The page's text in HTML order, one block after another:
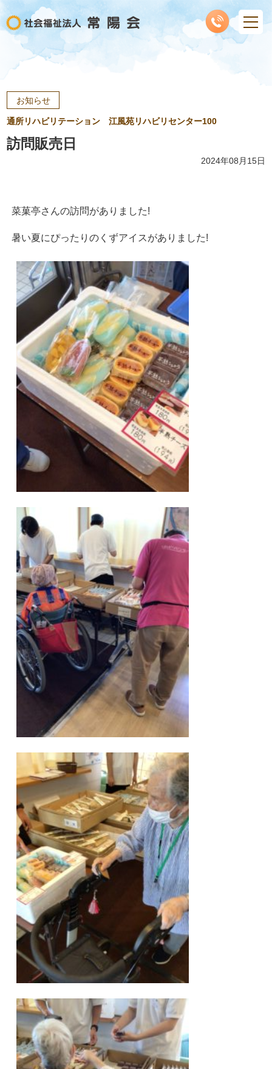
お知らせ
通所リハビリテーション 江風苑リハビリセンター100
訪問販売日
2024年08月15日
菜菓亭さんの訪問がありました!
暑い夏にぴったりのくずアイスがありました!